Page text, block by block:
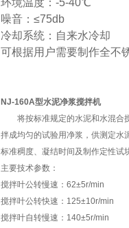
环境温度：-5-40℃
噪音：≤75db
冷却系统：自来水冷却
可根据用户需要制作全不
NJ-160A型水泥净浆搅拌机
将按标准规定的水泥和水混合
拌成均匀的试验用净浆，供测定水
标准稠度、凝结时间及制作定性试
主要技术参数：
搅拌叶公转慢速：62±5r/min
搅拌叶公转快速：125±10r/min
搅拌叶自转慢速：140±5r/min